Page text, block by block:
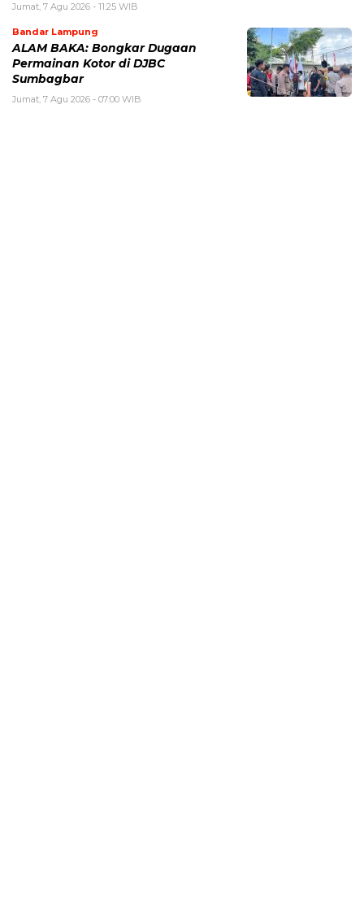
Jumat, 7 Agu 2026 - 11:25 WIB
Bandar Lampung
ALAM BAKA: Bongkar Dugaan
Permainan Kotor di DJBC
Sumbagbar
Jumat, 7 Agu 2026 - 07:00 WIB